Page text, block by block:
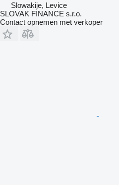
Slowakije, Levice
SLOVAK FINANCE s.r.o.
Contact opnemen met verkoper